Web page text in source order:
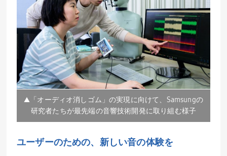
▲「オーディオ消しゴム」の実現に向けて、Samsungの
研究者たちが最先端の音響技術開発に取り組む様子
ユーザーのための、新しい音の体験を